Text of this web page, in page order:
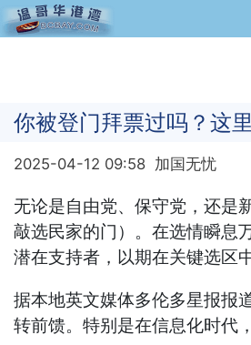
你被登门拜票过吗？这
2025-04-12 09:58 加国无忧
无论是自由党、保守党，还是
敲选民家的门）。在选情瞬息
潜在支持者，以期在关键选区
据本地英文媒体多伦多星报报
转前馈。特别是在信息化时代